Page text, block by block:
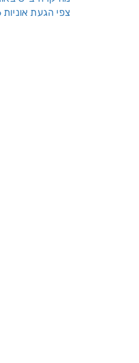
צפי הגעת אוניות 01/08/2026